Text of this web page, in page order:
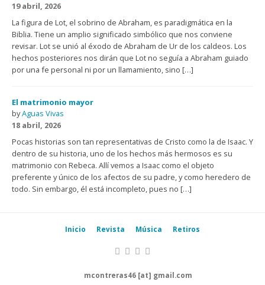
19 abril, 2026
La figura de Lot, el sobrino de Abraham, es paradigmática en la
Biblia. Tiene un amplio significado simbólico que nos conviene
revisar. Lot se unió al éxodo de Abraham de Ur de los caldeos. Los
hechos posteriores nos dirán que Lot no seguía a Abraham guiado
por una fe personal ni por un llamamiento, sino […]
El matrimonio mayor
byAguas Vivas
18 abril, 2026
Pocas historias son tan representativas de Cristo como la de Isaac. Y
dentro de su historia, uno de los hechos más hermosos es su
matrimonio con Rebeca. Allí vemos a Isaac como el objeto
preferente y único de los afectos de su padre, y como heredero de
todo. Sin embargo, él está incompleto, pues no […]
Inicio Revista Música Retiros
mcontreras46 [at] gmail.com